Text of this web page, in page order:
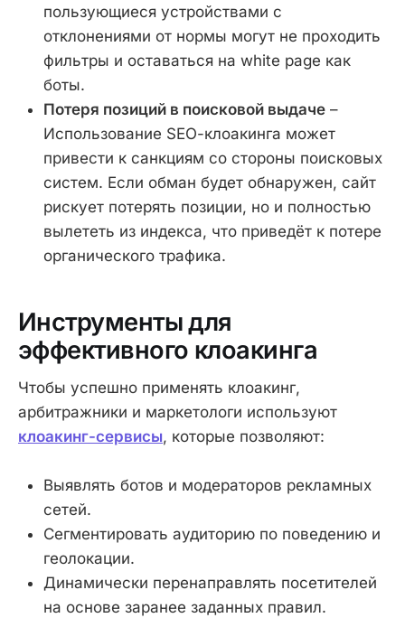
пользующиеся устройствами с
отклонениями от нормы могут не проходить
фильтры и оставаться на white page как
боты.
Потеря позиций в поисковой выдаче –
Использование SEO-клоакинга может
привести к санкциям со стороны поисковых
систем. Если обман будет обнаружен, сайт
рискует потерять позиции, но и полностью
вылететь из индекса, что приведёт к потере
органического трафика.
Инструменты для
эффективного клоакинга
Чтобы успешно применять клоакинг,
арбитражники и маркетологи используют
клоакинг-сервисы, которые позволяют:
Выявлять ботов и модераторов рекламных
сетей.
Сегментировать аудиторию по поведению и
геолокации.
Динамически перенаправлять посетителей
на основе заранее заданных правил.